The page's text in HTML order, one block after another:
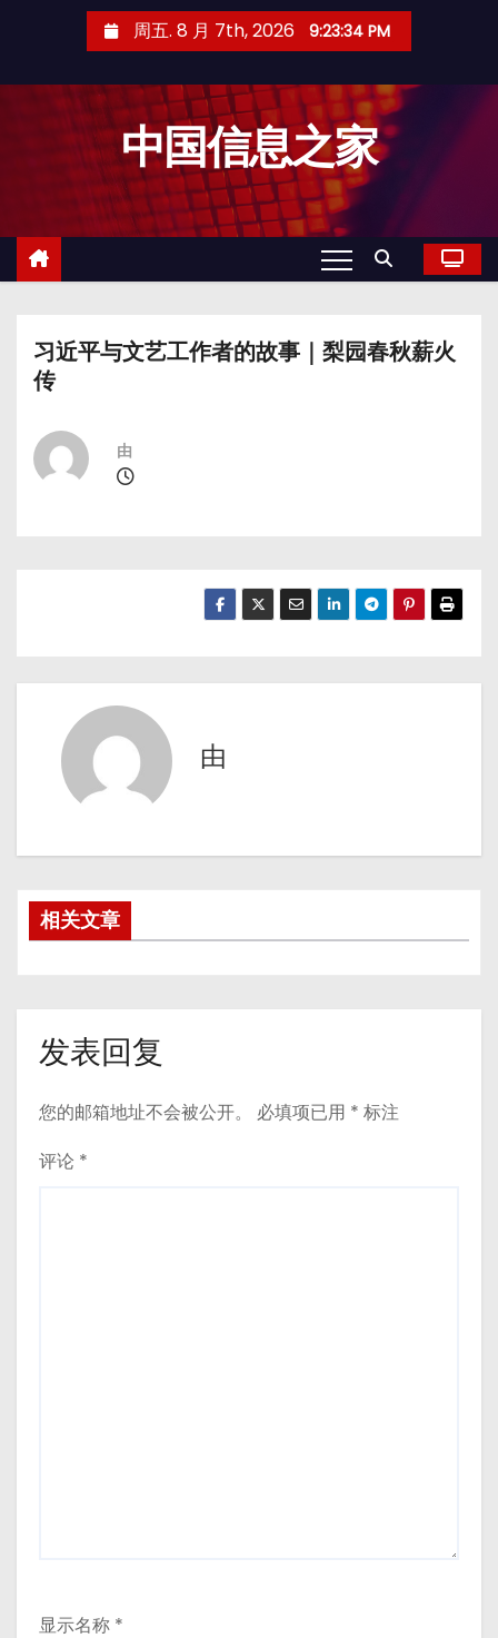
周五. 8 月 7th, 2026 9:23:34 PM
中国信息之家
习近平与文艺工作者的故事｜梨园春秋薪火
传
由
由
相关文章
发表回复
您的邮箱地址不会被公开。 必填项已用 * 标注
评论 *
显示名称 *